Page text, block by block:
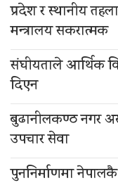
प्रदेश र स्थानीय
मन्त्रालय सकरात्मक
संघीयताले आर्थिक
दिएन
बुढानीलकण्ठ नगर
उपचार सेवा
पुननिर्माणमा